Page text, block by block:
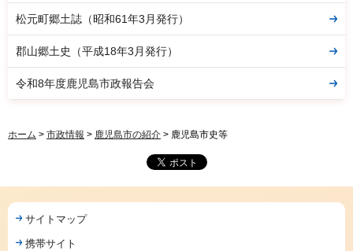
松元町郷土誌（昭和61年3月発行）
郡山郷土史（平成18年3月発行）
令和8年度鹿児島市政報告会
ホーム > 市政情報 > 鹿児島市の紹介 > 鹿児島市史等
サイトマップ
携帯サイト